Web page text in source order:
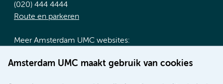
Amsterdam UMC maakt gebruik van cookies
(020) 444 4444
Route en parkeren
Meer Amsterdam UMC websites:
Werken bij Amsterdam UMC